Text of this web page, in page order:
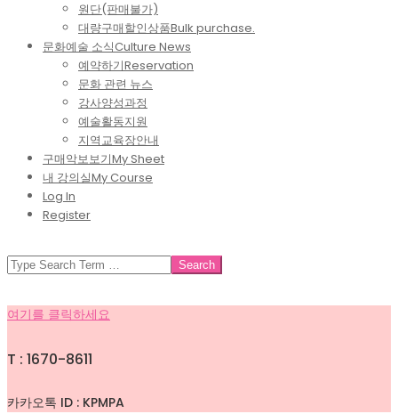
원단(판매불가)
대량구매할인상품Bulk purchase.
문화예술 소식Culture News
예약하기Reservation
문화 관련 뉴스
강사양성과정
예술활동지원
지역교육장안내
구매악보보기My Sheet
내 강의실My Course
Log In
Register
SEARCH
여기를 클릭하세요
T : 1670-8611
카카오톡 ID : KPMPA